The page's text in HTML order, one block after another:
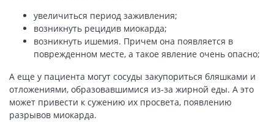
увеличиться период заживления;
возникнуть рецидив миокарда;
возникнуть ишемия. Причем она появляется в
поврежденном месте, а такое явление очень опасно;
А еще у пациента могут сосуды закупориться бляшками и
отложениями, образовавшимися из-за жирной еды. А это
может привести к сужению их просвета, появлению
разрывов миокарда.